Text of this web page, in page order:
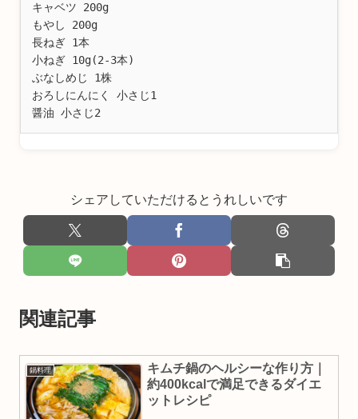
キャベツ 200g
もやし 200g
長ねぎ 1本
小ねぎ 10g(2-3本)
ぶなしめじ 1株
おろしにんにく 小さじ1
醤油 小さじ2
シェアしていただけるとうれしいです
関連記事
鍋料理
キムチ鍋のヘルシーな作り方｜
約400kcalで満足できるダイエ
ットレシピ